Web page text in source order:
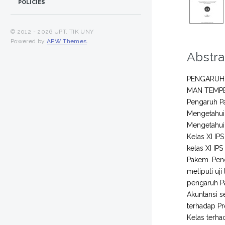
MAN
Pengaruh
Kelas XI
kelas XI
Pakem.
meliputi uji
pengaruh
Akuntansi
terhadap
Kelas
POLICIES
© 2012 - 2026 UPT. TIK UNY
Powered by APW Themes